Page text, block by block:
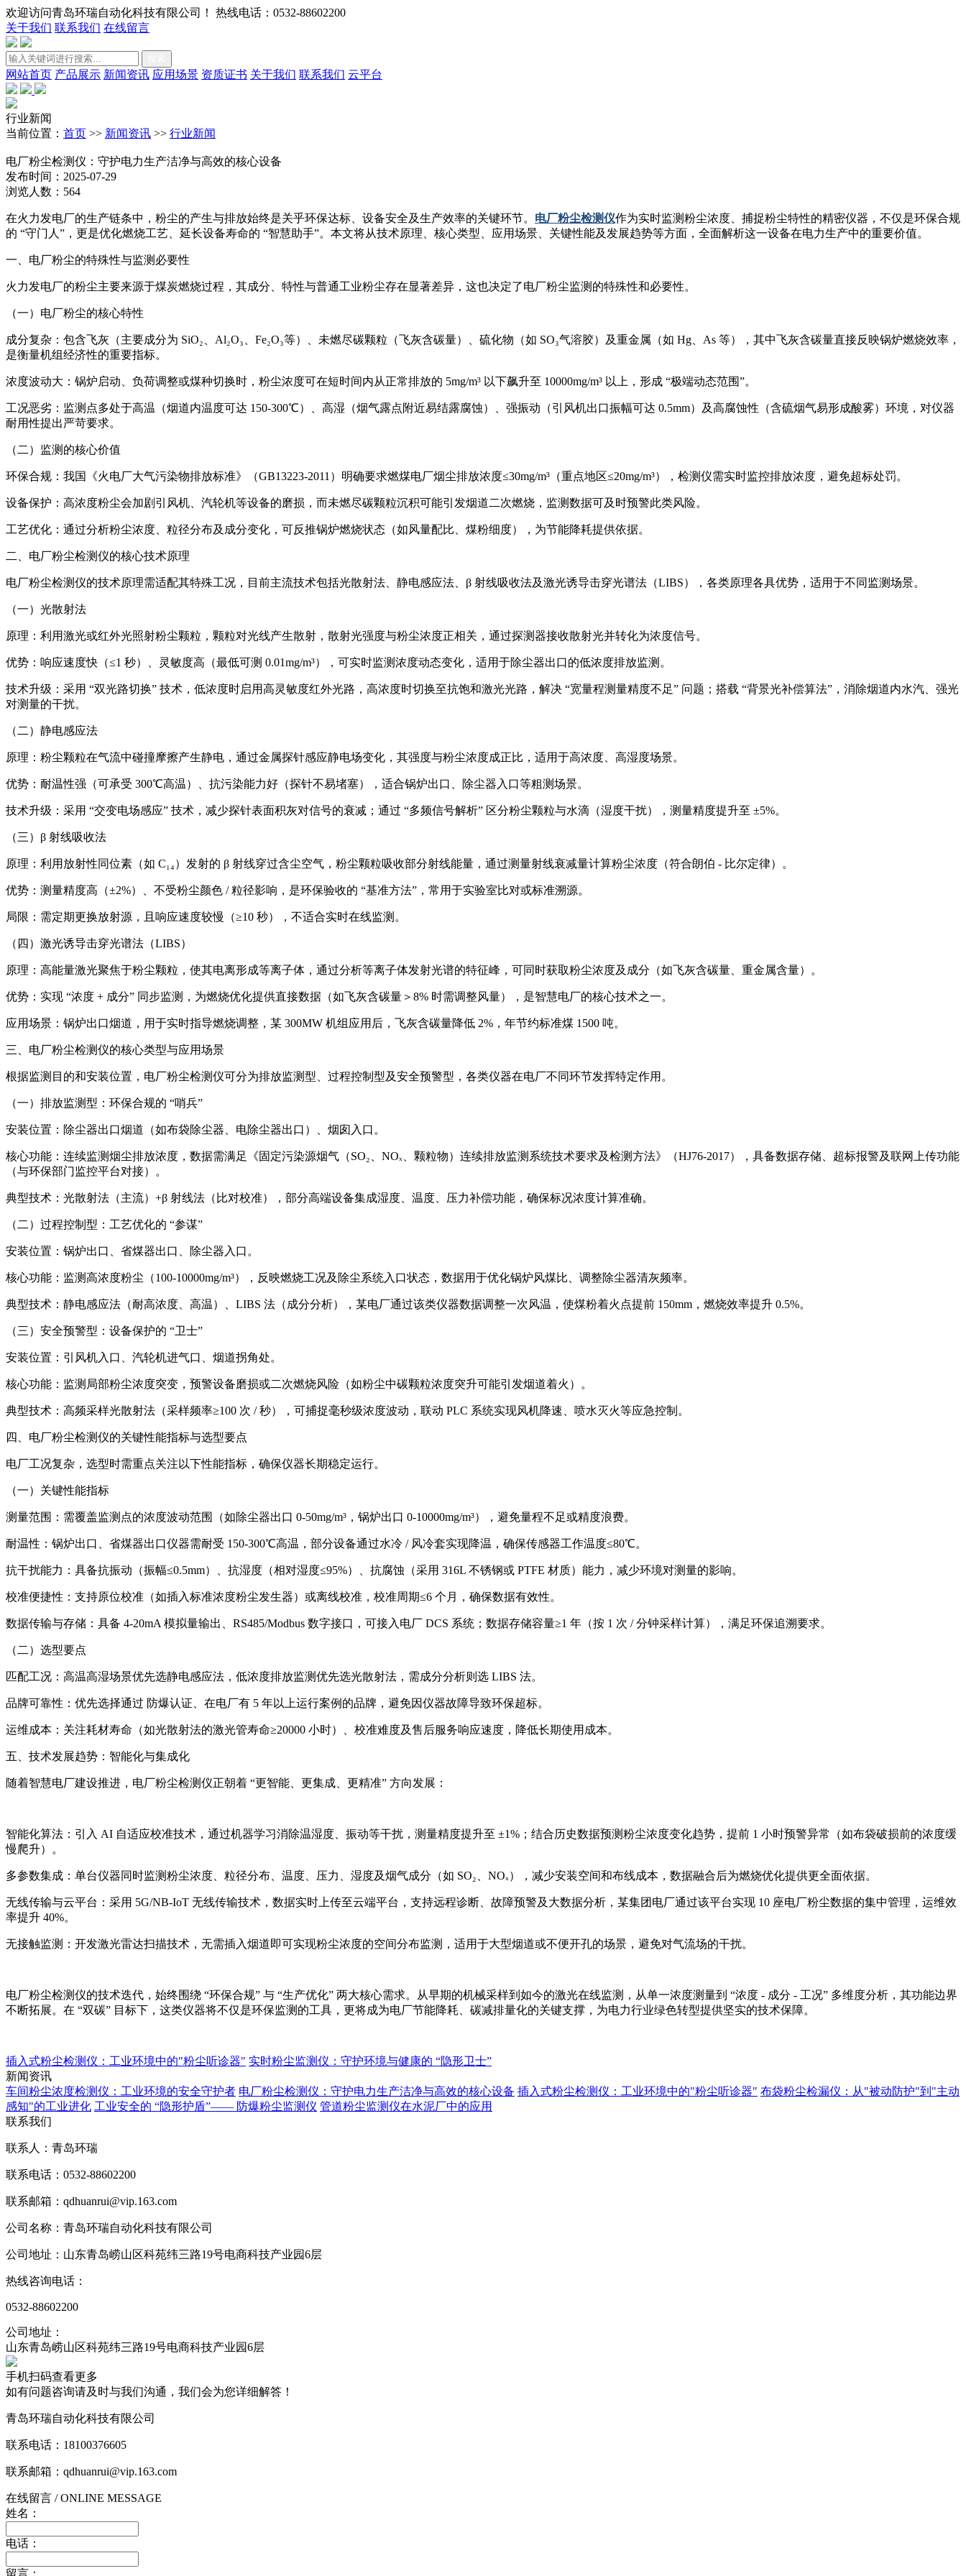
欢迎访问青岛环瑞自动化科技有限公司！ 热线电话：0532-88602200
关于我们 联系我们 在线留言
网站首页 产品展示 新闻资讯 应用场景 资质证书 关于我们 联系我们 云平台
行业新闻
当前位置： 首页 >> 新闻资讯 >> 行业新闻
电厂粉尘检测仪：守护电力生产洁净与高效的核心设备
发布时间：2025-07-29
浏览人数：564
在火力发电厂的生产链条中，粉尘的产生与排放始终是关乎环保达标、设备安全及生产效率的关键环节。 电厂粉尘检测仪作为实时监测粉尘浓度、捕捉粉尘特性的精密仪器，不仅是环保合规
的 “守门人”，更是优化燃烧工艺、延长设备寿命的 “智慧助手”。本文将从技术原理、核心类型、应用场景、关键性能及发展趋势等方面，全面解析这一设备在电力生产中的重要价值。
一、电厂粉尘的特殊性与监测必要性
火力发电厂的粉尘主要来源于煤炭燃烧过程，其成分、特性与普通工业粉尘存在显著差异，这也决定了电厂粉尘监测的特殊性和必要性。
（一）电厂粉尘的核心特性
成分复杂：包含飞灰（主要成分为 SiO₂、Al₂O₃、Fe₂O₃等）、未燃尽碳颗粒（飞灰含碳量）、硫化物（如 SO₃气溶胶）及重金属（如 Hg、As 等），其中飞灰含碳量直接反映锅炉燃烧效率，
是衡量机组经济性的重要指标。
浓度波动大：锅炉启动、负荷调整或煤种切换时，粉尘浓度可在短时间内从正常排放的 5mg/m³ 以下飙升至 10000mg/m³ 以上，形成 “极端动态范围”。
工况恶劣：监测点多处于高温（烟道内温度可达 150-300℃）、高湿（烟气露点附近易结露腐蚀）、强振动（引风机出口振幅可达 0.5mm）及高腐蚀性（含硫烟气易形成酸雾）环境，对仪器
耐用性提出严苛要求。
（二）监测的核心价值
环保合规：我国《火电厂大气污染物排放标准》（GB13223-2011）明确要求燃煤电厂烟尘排放浓度≤30mg/m³（重点地区≤20mg/m³），检测仪需实时监控排放浓度，避免超标处罚。
设备保护：高浓度粉尘会加剧引风机、汽轮机等设备的磨损，而未燃尽碳颗粒沉积可能引发烟道二次燃烧，监测数据可及时预警此类风险。
工艺优化：通过分析粉尘浓度、粒径分布及成分变化，可反推锅炉燃烧状态（如风量配比、煤粉细度），为节能降耗提供依据。
二、电厂粉尘检测仪的核心技术原理
电厂粉尘检测仪的技术原理需适配其特殊工况，目前主流技术包括光散射法、静电感应法、β 射线吸收法及激光诱导击穿光谱法（LIBS），各类原理各具优势，适用于不同监测场景。
（一）光散射法
原理：利用激光或红外光照射粉尘颗粒，颗粒对光线产生散射，散射光强度与粉尘浓度正相关，通过探测器接收散射光并转化为浓度信号。
优势：响应速度快（≤1 秒）、灵敏度高（最低可测 0.01mg/m³），可实时监测浓度动态变化，适用于除尘器出口的低浓度排放监测。
技术升级：采用 “双光路切换” 技术，低浓度时启用高灵敏度红外光路，高浓度时切换至抗饱和激光光路，解决 “宽量程测量精度不足” 问题；搭载 “背景光补偿算法”，消除烟道内水汽、强光
对测量的干扰。
（二）静电感应法
原理：粉尘颗粒在气流中碰撞摩擦产生静电，通过金属探针感应静电场变化，其强度与粉尘浓度成正比，适用于高浓度、高湿度场景。
优势：耐温性强（可承受 300℃高温）、抗污染能力好（探针不易堵塞），适合锅炉出口、除尘器入口等粗测场景。
技术升级：采用 “交变电场感应” 技术，减少探针表面积灰对信号的衰减；通过 “多频信号解析” 区分粉尘颗粒与水滴（湿度干扰），测量精度提升至 ±5%。
（三）β 射线吸收法
原理：利用放射性同位素（如 C₁₄）发射的 β 射线穿过含尘空气，粉尘颗粒吸收部分射线能量，通过测量射线衰减量计算粉尘浓度（符合朗伯 - 比尔定律）。
优势：测量精度高（±2%）、不受粉尘颜色 / 粒径影响，是环保验收的 “基准方法”，常用于实验室比对或标准溯源。
局限：需定期更换放射源，且响应速度较慢（≥10 秒），不适合实时在线监测。
（四）激光诱导击穿光谱法（LIBS）
原理：高能量激光聚焦于粉尘颗粒，使其电离形成等离子体，通过分析等离子体发射光谱的特征峰，可同时获取粉尘浓度及成分（如飞灰含碳量、重金属含量）。
优势：实现 “浓度 + 成分” 同步监测，为燃烧优化提供直接数据（如飞灰含碳量＞8% 时需调整风量），是智慧电厂的核心技术之一。
应用场景：锅炉出口烟道，用于实时指导燃烧调整，某 300MW 机组应用后，飞灰含碳量降低 2%，年节约标准煤 1500 吨。
三、电厂粉尘检测仪的核心类型与应用场景
根据监测目的和安装位置，电厂粉尘检测仪可分为排放监测型、过程控制型及安全预警型，各类仪器在电厂不同环节发挥特定作用。
（一）排放监测型：环保合规的 “哨兵”
安装位置：除尘器出口烟道（如布袋除尘器、电除尘器出口）、烟囱入口。
核心功能：连续监测烟尘排放浓度，数据需满足《固定污染源烟气（SO₂、NOₓ、颗粒物）连续排放监测系统技术要求及检测方法》（HJ76-2017），具备数据存储、超标报警及联网上传功能
（与环保部门监控平台对接）。
典型技术：光散射法（主流）+β 射线法（比对校准），部分高端设备集成湿度、温度、压力补偿功能，确保标况浓度计算准确。
（二）过程控制型：工艺优化的 “参谋”
安装位置：锅炉出口、省煤器出口、除尘器入口。
核心功能：监测高浓度粉尘（100-10000mg/m³），反映燃烧工况及除尘系统入口状态，数据用于优化锅炉风煤比、调整除尘器清灰频率。
典型技术：静电感应法（耐高浓度、高温）、LIBS 法（成分分析），某电厂通过该类仪器数据调整一次风温，使煤粉着火点提前 150mm，燃烧效率提升 0.5%。
（三）安全预警型：设备保护的 “卫士”
安装位置：引风机入口、汽轮机进气口、烟道拐角处。
核心功能：监测局部粉尘浓度突变，预警设备磨损或二次燃烧风险（如粉尘中碳颗粒浓度突升可能引发烟道着火）。
典型技术：高频采样光散射法（采样频率≥100 次 / 秒），可捕捉毫秒级浓度波动，联动 PLC 系统实现风机降速、喷水灭火等应急控制。
四、电厂粉尘检测仪的关键性能指标与选型要点
电厂工况复杂，选型时需重点关注以下性能指标，确保仪器长期稳定运行。
（一）关键性能指标
测量范围：需覆盖监测点的浓度波动范围（如除尘器出口 0-50mg/m³，锅炉出口 0-10000mg/m³），避免量程不足或精度浪费。
耐温性：锅炉出口、省煤器出口仪器需耐受 150-300℃高温，部分设备通过水冷 / 风冷套实现降温，确保传感器工作温度≤80℃。
抗干扰能力：具备抗振动（振幅≤0.5mm）、抗湿度（相对湿度≤95%）、抗腐蚀（采用 316L 不锈钢或 PTFE 材质）能力，减少环境对测量的影响。
校准便捷性：支持原位校准（如插入标准浓度粉尘发生器）或离线校准，校准周期≤6 个月，确保数据有效性。
数据传输与存储：具备 4-20mA 模拟量输出、RS485/Modbus 数字接口，可接入电厂 DCS 系统；数据存储容量≥1 年（按 1 次 / 分钟采样计算），满足环保追溯要求。
（二）选型要点
匹配工况：高温高湿场景优先选静电感应法，低浓度排放监测优先选光散射法，需成分分析则选 LIBS 法。
品牌可靠性：优先选择通过 防爆认证、在电厂有 5 年以上运行案例的品牌，避免因仪器故障导致环保超标。
运维成本：关注耗材寿命（如光散射法的激光管寿命≥20000 小时）、校准难度及售后服务响应速度，降低长期使用成本。
五、技术发展趋势：智能化与集成化
随着智慧电厂建设推进，电厂粉尘检测仪正朝着 “更智能、更集成、更精准” 方向发展：
智能化算法：引入 AI 自适应校准技术，通过机器学习消除温湿度、振动等干扰，测量精度提升至 ±1%；结合历史数据预测粉尘浓度变化趋势，提前 1 小时预警异常（如布袋破损前的浓度缓
慢爬升）。
多参数集成：单台仪器同时监测粉尘浓度、粒径分布、温度、压力、湿度及烟气成分（如 SO₂、NOₓ），减少安装空间和布线成本，数据融合后为燃烧优化提供更全面依据。
无线传输与云平台：采用 5G/NB-IoT 无线传输技术，数据实时上传至云端平台，支持远程诊断、故障预警及大数据分析，某集团电厂通过该平台实现 10 座电厂粉尘数据的集中管理，运维效
率提升 40%。
无接触监测：开发激光雷达扫描技术，无需插入烟道即可实现粉尘浓度的空间分布监测，适用于大型烟道或不便开孔的场景，避免对气流场的干扰。
电厂粉尘检测仪的技术迭代，始终围绕 “环保合规” 与 “生产优化” 两大核心需求。从早期的机械采样到如今的激光在线监测，从单一浓度测量到 “浓度 - 成分 - 工况” 多维度分析，其功能边界
不断拓展。在 “双碳” 目标下，这类仪器将不仅是环保监测的工具，更将成为电厂节能降耗、碳减排量化的关键支撑，为电力行业绿色转型提供坚实的技术保障。
插入式粉尘检测仪：工业环境中的"粉尘听诊器" 实时粉尘监测仪：守护环境与健康的 “隐形卫士”
新闻资讯
车间粉尘浓度检测仪：工业环境的安全守护者 电厂粉尘检测仪：守护电力生产洁净与高效的核心设备 插入式粉尘检测仪：工业环境中的"粉尘听诊器" 布袋粉尘检漏仪：从"被动防护"到"主动
感知"的工业进化 工业安全的 “隐形护盾”—— 防爆粉尘监测仪 管道粉尘监测仪在水泥厂中的应用
联系我们
联系人：青岛环瑞
联系电话：0532-88602200
联系邮箱：qdhuanrui@vip.163.com
公司名称：青岛环瑞自动化科技有限公司
公司地址：山东青岛崂山区科苑纬三路19号电商科技产业园6层
热线咨询电话：
0532-88602200
公司地址：
山东青岛崂山区科苑纬三路19号电商科技产业园6层
手机扫码查看更多
如有问题咨询请及时与我们沟通，我们会为您详细解答！
青岛环瑞自动化科技有限公司
联系电话：18100376605
联系邮箱：qdhuanrui@vip.163.com
在线留言 / ONLINE MESSAGE
姓名：
电话：
留言：